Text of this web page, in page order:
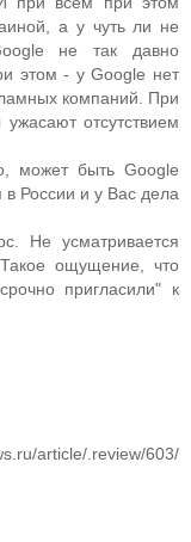
а у чуть ли не
не так давно
этом - у Google нет
компаний. При
отсутствием
может быть Google
России и у Вас дела
Не усматривается
ощущение, что
пригласили" к
article/.review/603/